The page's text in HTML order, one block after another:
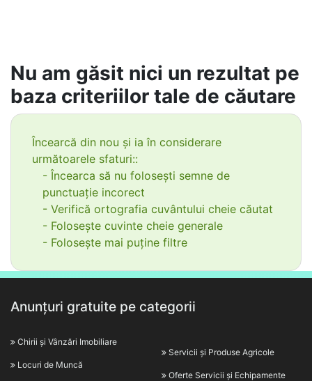
Nu am găsit nici un rezultat pe
baza criteriilor tale de căutare
Încearcă din nou și ia în considerare
următoarele sfaturi::
- Încearca să nu folosești semne de
punctuație incorect
- Verifică ortografia cuvântului cheie căutat
- Folosește cuvinte cheie generale
- Folosește mai puține filtre
Anunțuri gratuite pe categorii
Chirii și Vânzări Imobiliare
Locuri de Muncă
Servicii și Produse Agricole
Oferte Servicii și Echipamente